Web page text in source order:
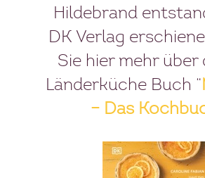
Hildebrand
DK Verlag
Sie hier mehr über
Länderküche Buch “
– Das